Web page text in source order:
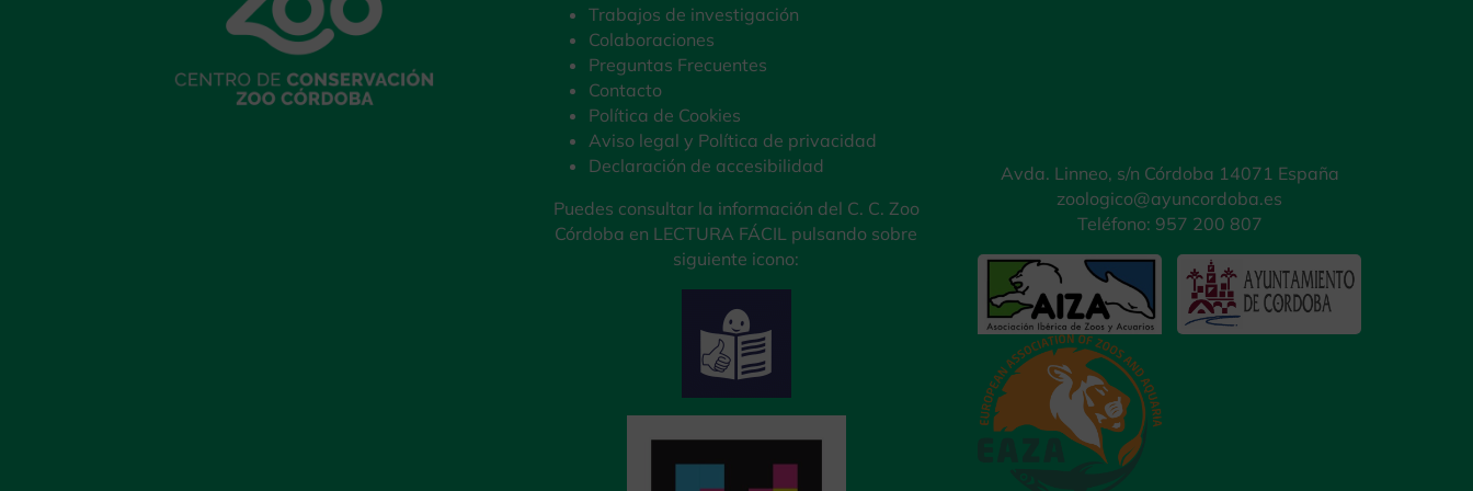
Trabajos de investigación
Colaboraciones
Preguntas Frecuentes
Contacto
Política de Cookies
Aviso legal y Política de privacidad
Declaración de accesibilidad
Puedes consultar la información del C. C. Zoo
Córdoba en LECTURA FÁCIL pulsando sobre
siguiente icono:
Avda. Linneo, s/n Córdoba 14071 España
zoologico@ayuncordoba.es
Teléfono: 957 200 807